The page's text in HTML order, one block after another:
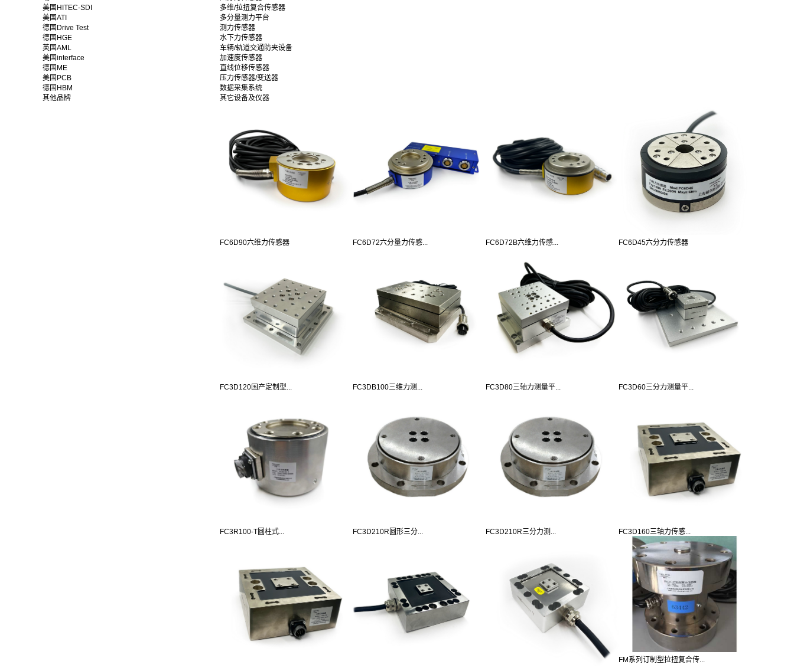
美国HITEC-SDI
美国ATI
德国Drive Test
德国HGE
英国AML
美国interface
德国ME
美国PCB
德国HBM
其他品牌
多维/拉扭复合传感器
多分量测力平台
测力传感器
水下力传感器
车辆/轨道交通防夹设备
加速度传感器
直线位移传感器
压力传感器/变送器
数据采集系统
其它设备及仪器
FC6D90六维力传感器 FC6D72六分量力传感... FC6D72B六维力传感... FC6D45六分力传感器
FC3D120国产定制型... FC3DB100三维力测... FC3D80三轴力测量平... FC3D60三分力测量平...
FC3R100-T圆柱式... FC3D210R圆形三分... FC3D210R三分力测... FC3D160三轴力传感...
FM系列订制型拉扭复合传...